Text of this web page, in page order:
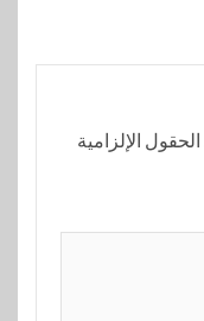
الحقول الإلزامية